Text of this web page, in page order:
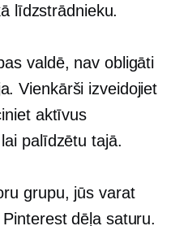
līdzstrādnieku.
valdē, nav obligāti
Vienkārši izveidojiet
aktīvus
palīdzētu tajā.
grupu, jūs varat
dēļa saturu.